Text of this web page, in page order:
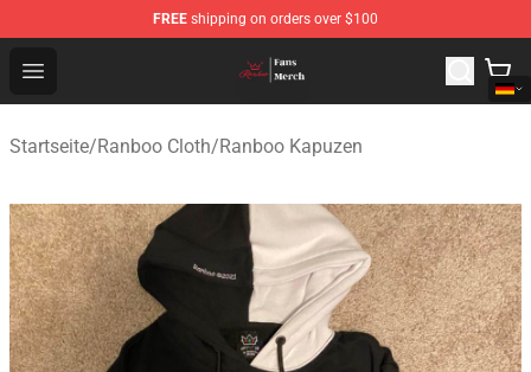
FREE shipping on orders over $100
Open menu
Ranboo Shop - Official Ranboo Merchandise Store
Startseite/Ranboo Cloth/Ranboo Kapuzen